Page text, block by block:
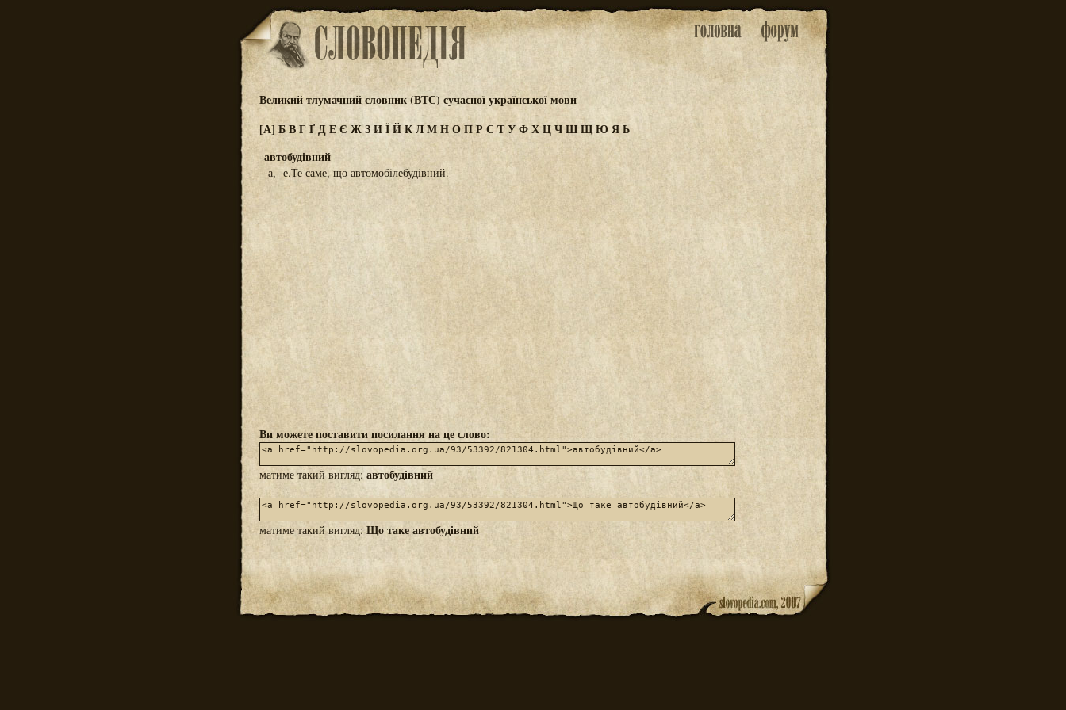
Великий тлумачний словник (ВТС) сучасної української мови
[А] БВГ ҐДЕЄ ЖЗИЇЙКЛМНОПРС ТУФХЦЧШЩЮ ЯЬ
автобудівний
-а, -е.Те саме, що автомобілебудівний.
Ви можете поставити посилання на це слово:
матиме такий вигляд: автобудівний
матиме такий вигляд:Що таке автобудівний